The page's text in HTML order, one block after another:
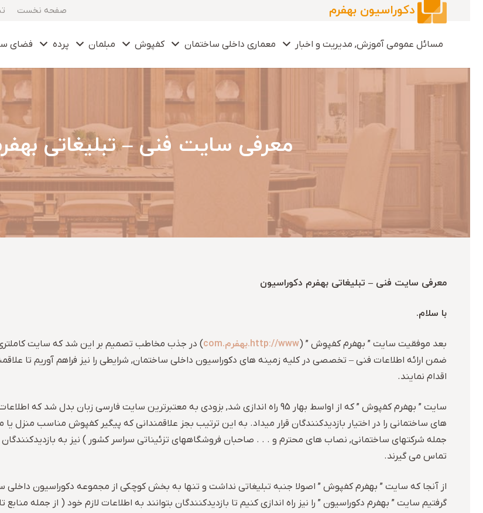
دکوراسیون بهفرم صفحه نخست
مسائل عمومی آموزش, مدیریت و اخبار معماری داخلی ساختمان کفپوش مبلمان پرده فضای
معرفی سایت فنی – تبلیغاتی
معرفی سایت فنی – تبلیغاتی بهفرم دکوراسیون
با سلام.
بعد موفقیت سایت ” بهفرم کفپوش ” (http://www.بهفرم.com
) در جذب مخاطب تصمیم بر این شد که سایت کاملتری
ضمن ارائه اطلاعات فنی – تخصصی در کلیه زمینه های دکوراسیون داخلی ساختمان, شرایطی را نیز فراهم آوریم تا
اقدام نمایند.
سایت ” بهفرم کفپوش ” که از اواسط بهار 95 راه اندازی شد, بزودی به معتبرترین سایت
های ساختمانی را در اختیار بازدیدکنندگان قرار میداد. به این ترتیب بجز علاقمندانی که پیگیر کفپوش مناسب منزل
جمله شرکتهای ساختمانی, نصاب های محترم و . . . صاحبان فروشگاههای تزئیناتی سراسر کشور ) نیز به
تماس می گیرند.
از آنجا که سایت ” بهفرم کفپوش ” اصولا جنبه تبلیغاتی نداشت و تنها به بخش کوچکی از مجموعه دکوراسیون داخلی
گرفتیم سایت ” بهفرم دکوراسیون ” را نیز راه اندازی کنیم تا بازدیدکنندگان بتوانند به اطلاعات لازم خود ( از جمله